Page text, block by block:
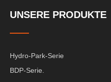
UNSERE PRODUKTE
Hydro-Park-Serie
BDP-Serie.